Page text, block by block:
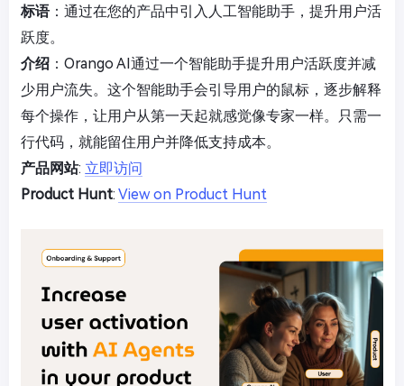
标语：通过在您的产品中引入人工智能助手，提升用户活
跃度。
介绍 ：Orango AI通过一个智能助手提升用户活跃度并减
少用户流失。这个智能助手会引导用户的鼠标，逐步解释
每个操作，让用户从第一天起就感觉像专家一样。只需一
行代码，就能留住用户并降低支持成本。
产品网站: 立即访问
Product Hunt: View on Product Hunt